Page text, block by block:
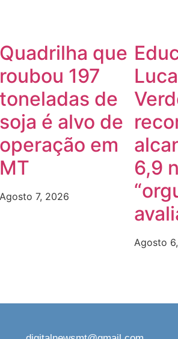
Quadrilha que
roubou 197
toneladas de
soja é alvo de
operação em
MT
Agosto 7, 2026
6,9
Agosto